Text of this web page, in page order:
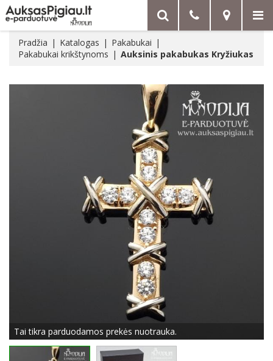
Pradžia Katalogas
Pakabukai
Pakabukai krikštynoms
Auksinis pakabukas Kryžiukas
Tai tikra parduodamos prekės nuotrauka.